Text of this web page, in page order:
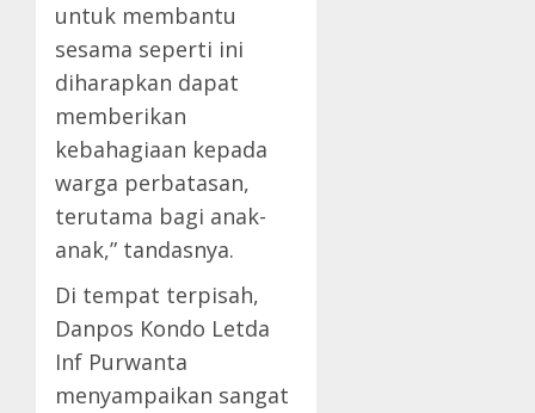
untuk membantu
sesama seperti ini
diharapkan dapat
memberikan
kebahagiaan kepada
warga perbatasan,
terutama bagi anak-
anak,” tandasnya.
Di tempat terpisah,
Danpos Kondo Letda
Inf Purwanta
menyampaikan sangat